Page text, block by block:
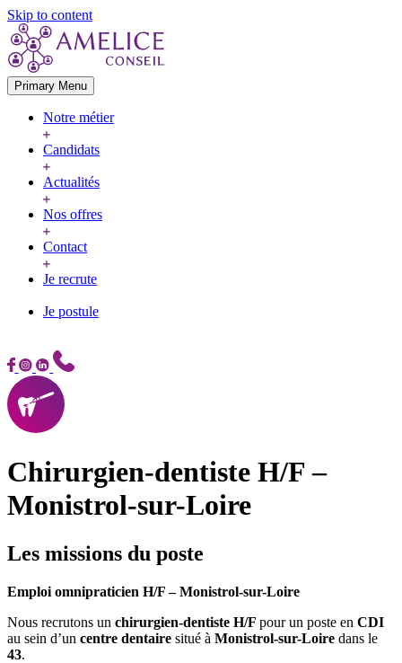
Skip to content
Primary Menu
Notre métier
Candidats
Actualités
Nos offres
Contact
Je recrute
Je postule
Chirurgien-dentiste H/F –
Monistrol-sur-Loire
Les missions du poste
Emploi omnipraticien H/F – Monistrol-sur-Loire
Nous recrutons un chirurgien-dentiste H/F pour un poste en CDI
au sein d’un centre dentaire situé à Monistrol-sur-Loire dans le
43.